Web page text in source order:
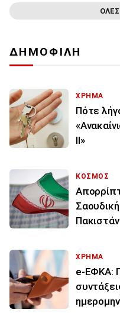
ΟΛΕΣ
ΔΗΜΟΦΙΛΗ
ΧΡΗΜΑ
Πότε
ΙΙ»
ΚΟΣΜΟΣ
ΧΡΗΜΑ
e-ΕΦΚΑ: